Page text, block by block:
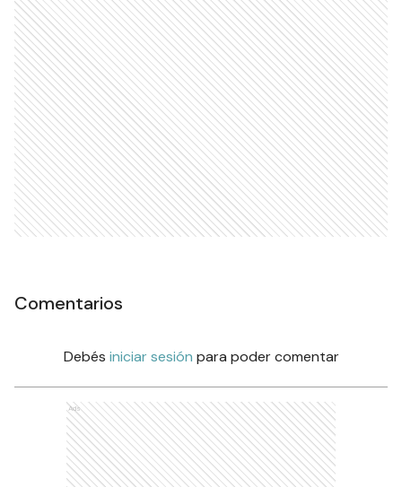
Comentarios
Debés iniciar sesión para poder comentar
Ads